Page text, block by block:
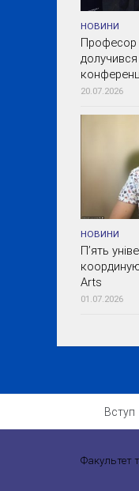
НОВИНИ
Професор
20.07.2026
НОВИНИ
П’ять
Arts
01.07.2026
Вступ
Факультет